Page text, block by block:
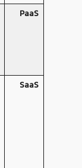
PaaS
SaaS